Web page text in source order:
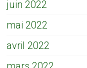
juin 2022
mai 2022
avril 2022